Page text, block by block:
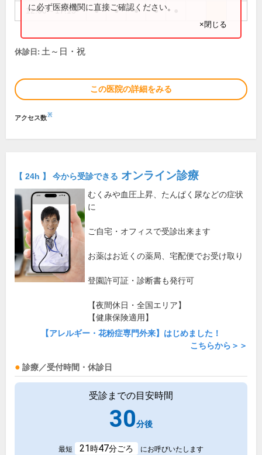
12:00～17:15 ● ● ● ●
に必ず医療機関に直接ご確認ください。
×閉じる
休診日: 土～日・祝
この医院の詳細をみる
アクセス数※
【 24h 】 今から受診できる オンライン診療
むくみや血圧上昇、たんぱく尿などの症状
に
ご自宅・オフィスで受診出来ます
お薬はお近くの薬局、宅配便でお受け取り
登園許可証・診断書も発行可
【夜間休日・全国エリア】
【健康保険適用】
【アレルギー・花粉症専門外来】はじめました！
こちらから＞＞
診療／受付時間・休診日
受診までの目安時間
30分後
最短 21時47分ごろ にお呼びいたします